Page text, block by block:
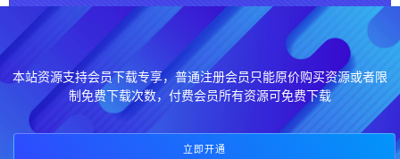
本站资源支持会员下载专享，普通注册会员只能原价购买资源或者限
制免费下载次数，付费会员所有资源可免费下载
立即开通